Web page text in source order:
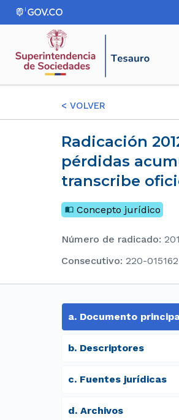
< VOLVER
Radicación 2012- 01- 412634 La disminución del capital social no procede para enjugar
pérdidas
transcribe
Concepto jurídico
Número de radicado:
consecutivo: 220-015162
a. Documento
b. Descriptores
c. Fuentes jurídicas
d. archivos